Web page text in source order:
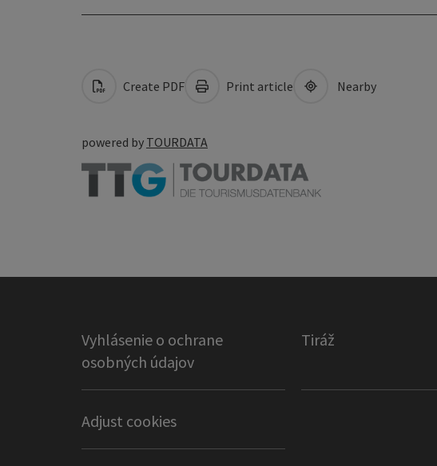
Create PDF Print article Nearby
powered by TOURDATA
Vyhlásenie o ochrane
osobných údajov
Tiráž
Adjust cookies